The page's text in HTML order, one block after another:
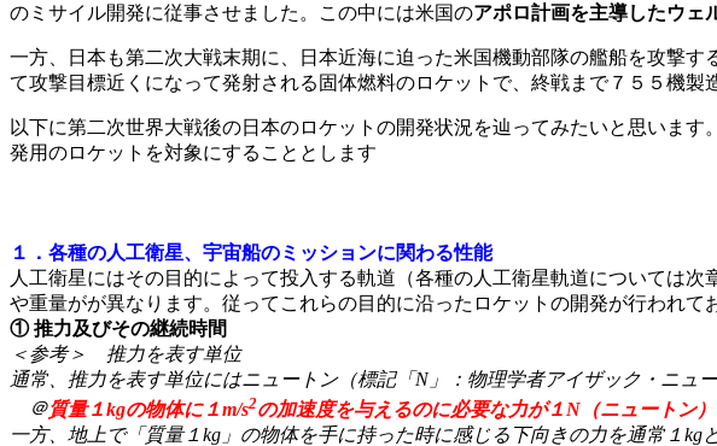
のミサイル開発に従事させました。この中には米国のアポロ計画を主導したウェ
一方、日本も第二次大戦末期に、日本近海に迫った米国機動部隊の艦船を攻撃
て攻撃目標近くになって発射される固体燃料のロケットで、終戦まで７５５機
以下に第二次世界大戦後の日本のロケットの開発状況を辿ってみたいと思いま
発用のロケットを対象にすることとします
１．各種の人工衛星、宇宙船のミッションに関わる性能
人工衛星にはその目的によって投入する軌道（各種の人工衛星軌道については
や重量がが異なります。従ってこれらの目的に沿ったロケットの開発が行われ
① 推力及びその継続時間
＜参考＞ 推力を表す単位
通常、推力を表す単位にはニュートン（標記「N」：物理学者アイザック・ニュ
＠質量１kgの物体に１m/s2の加速度を与えるのに必要な力が１N（ニュートン）
一方、地上で「質量１kg」の物体を手に持った時に感じる下向きの力を通常１